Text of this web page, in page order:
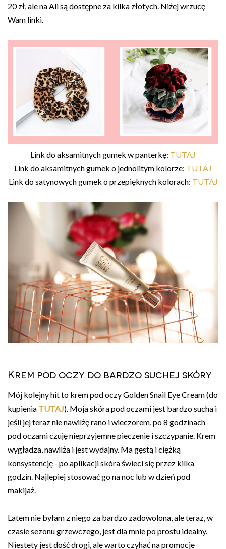
20 zł, ale na Ali są dostępne za kilka złotych. Niżej wrzucę
Wam linki.
Link do aksamitnych gumek w panterkę: TUTAJ
Link do aksamitnych gumek o jednolitym kolorze: TUTAJ
Link do satynowych gumek o przepięknych kolorach: TUTAJ
Krem pod oczy do bardzo suchej skóry
Mój kolejny hit to krem pod oczy Golden Snail Eye Cream (do
kupienia TUTAJ). Moja skóra pod oczami jest bardzo sucha i
jeśli jej teraz nie nawilżę rano i wieczorem, po 8 godzinach
pod oczami czuję nieprzyjemne pieczenie i szczypanie. Krem
wygładza, nawilża i jest wydajny. Ma gęstą i ciężką
konsystencję - po aplikacji skóra świeci się przez kilka
godzin. Najlepiej stosować go na noc lub w dzień pod
makijaż.
Latem nie byłam z niego za bardzo zadowolona, ale teraz, w
czasie sezonu grzewczego, jest dla mnie po prostu idealny.
Niestety jest dość drogi, ale warto czyhać na promocje